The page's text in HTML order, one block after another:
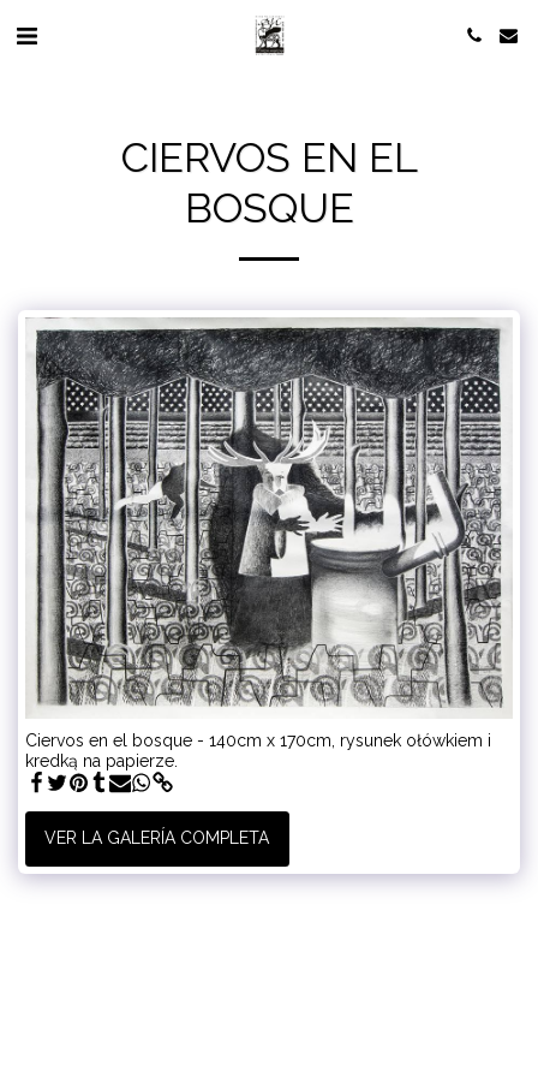
CIERVOS EN EL
BOSQUE
Ciervos en el bosque - 140cm x 170cm, rysunek ołówkiem i
kredką na papierze.
VER LA GALERÍA COMPLETA